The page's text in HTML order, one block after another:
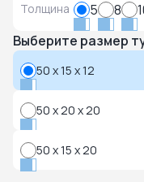
Толщина 5 8
Выберите размер
50 x 15 x 12
50 x 20 x 20
50 x 15 x 20